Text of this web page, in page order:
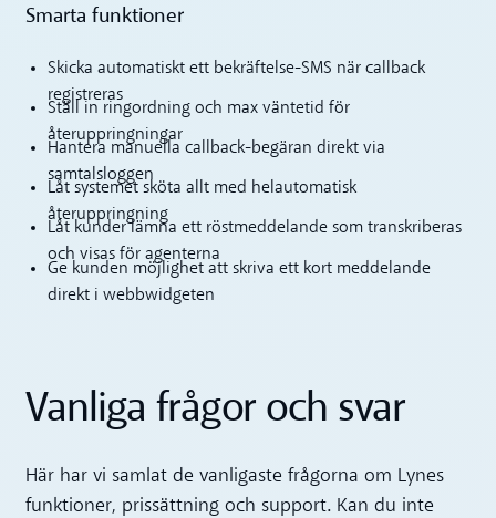
Smarta funktioner
Skicka automatiskt ett bekräftelse-SMS när callback
registreras
Ställ in ringordning och max väntetid för
återuppringningar
Hantera manuella callback-begäran direkt via
samtalsloggen
Låt systemet sköta allt med helautomatisk
återuppringning
Låt kunder lämna ett röstmeddelande som transkriberas
och visas för agenterna
Ge kunden möjlighet att skriva ett kort meddelande
direkt i webbwidgeten
Vanliga frågor och svar
Här har vi samlat de vanligaste frågorna om Lynes
funktioner, prissättning och support. Kan du inte